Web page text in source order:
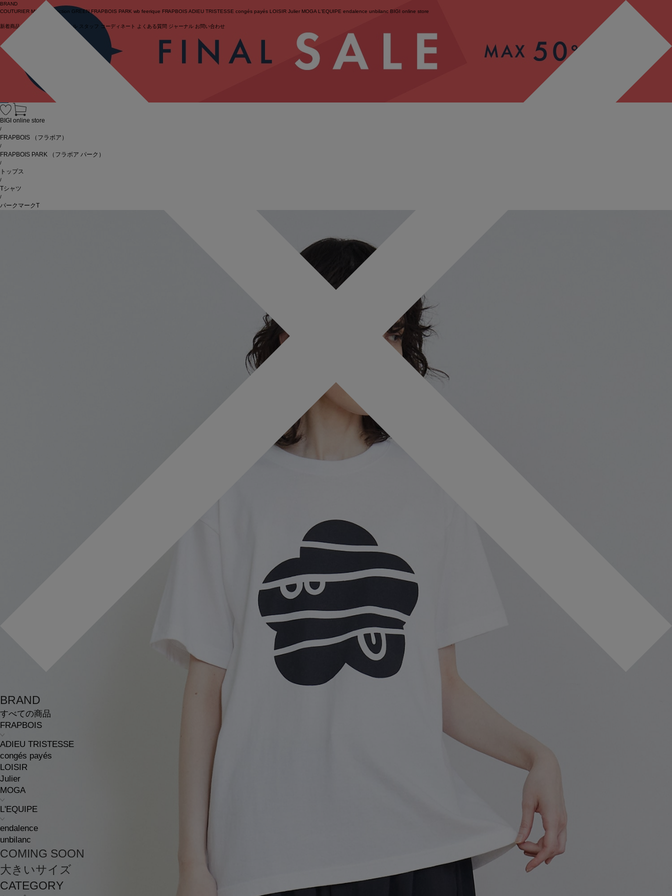
BRAND
COUTURIER MOGA Collection GREEN FRAPBOIS PARK wb feerique FRAPBOIS ADIEU TRISTESSE congés payés LOISIR Julier MOGA L'EQUIPE endalence unbilanc BIGI online store
新着商品 (ライブ) セール スタッフ コーディネート よくある質問 ジャーナル お問い合わせ
BRAND
すべての商品
FRAPBOIS
ADIEU TRISTESSE
congés payés
LOISIR
Julier
MOGA
L'EQUIPE
endalence
unbilanc
COMING SOON
大きいサイズ
CATEGORY
BIGI online store
/
FRAPBOIS （フラボア）
/
FRAPBOIS PARK （フラボア パーク）
/
トップス
/
Tシャツ
/
パークマークT